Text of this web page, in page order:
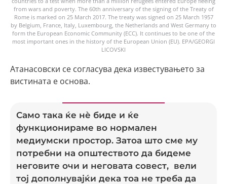
from wars and poverty. The 60th anniversary of the signing of the Treaty of
Rome is marked on 25 March 2017. The treaty was signed on 25 March 1957
by Belgium, France, Italy, Luxembourg, the Netherlands and West Germany to
form the European Economic Community (ECC). It continues to be one of the
most important ones in the history of the European Union (EU). EPA/GEORGI
LICOVSKI
Атанасовски се согласува дека известувањето за
вистината е основа.
Само така ќе нè биде и ќе
функционираме во нормален
медиумски простор. Затоа што сме му
потребни на општеството да бидеме
неговите очи и неговата совест, вели
тој дополнувајќи дека тоа не треба да